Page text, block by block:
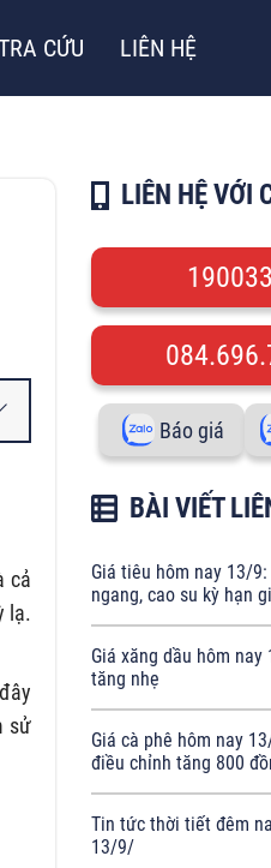
CỨU LIÊN HỆ
cả
lạ.
sử
LIÊN HỆ VỚI
Báo giá
BÀI VIẾT
Giá tiêu hôm nay 13/
ngang, cao su kỳ hạn
Giá xăng dầu hôm
tăng nhẹ
Giá cà phê hôm nay
điều chỉnh tăng 800
Tin tức thời tiết đêm
13/9/